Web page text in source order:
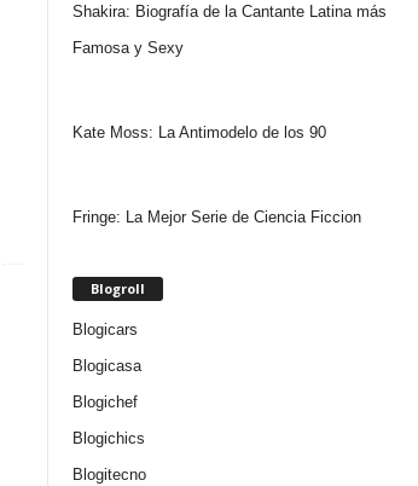
Shakira: Biografía de la Cantante Latina más
Famosa y Sexy
Kate Moss: La Antimodelo de los 90
Fringe: La Mejor Serie de Ciencia Ficcion
Blogroll
Blogicars
Blogicasa
Blogichef
Blogichics
Blogitecno